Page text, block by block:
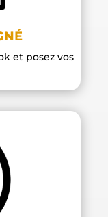
É
et posez vos